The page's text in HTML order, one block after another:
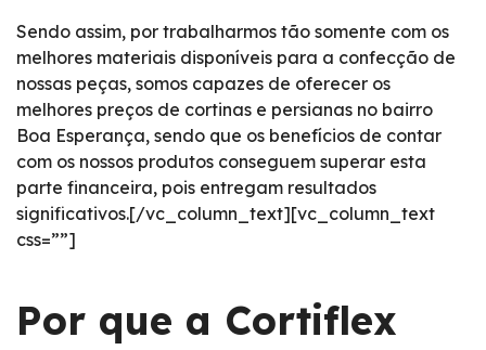
Sendo assim, por trabalharmos tão somente com os
melhores materiais disponíveis para a confecção de
nossas peças, somos capazes de oferecer os
melhores preços de cortinas e persianas no bairro
Boa Esperança, sendo que os benefícios de contar
com os nossos produtos conseguem superar esta
parte financeira, pois entregam resultados
significativos.[/vc_column_text][vc_column_text
css=””]
Por que a Cortiflex